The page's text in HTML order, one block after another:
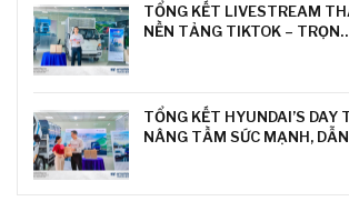
TỔNG KẾT LIVESTREAM
NỀN TẢNG TIKTOK –
TỔNG KẾT HYUNDAI’S DAY
NÂNG TẦM SỨC MẠNH,